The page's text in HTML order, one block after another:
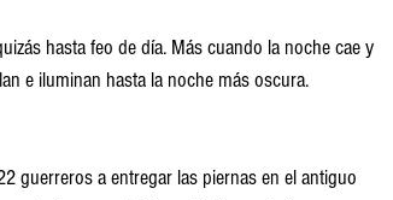
hasta feo de día. Más cuando la noche cae y
e iluminan hasta la noche más oscura.
guerreros a entregar las piernas en el antiguo